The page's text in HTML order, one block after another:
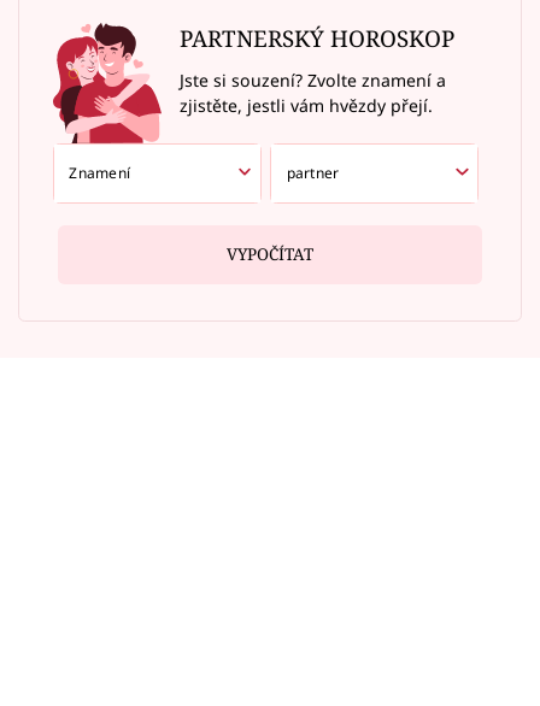
PARTNERSKÝ HOROSKOP
Jste si souzení? Zvolte znamení a
zjistěte, jestli vám hvězdy přejí.
VYPOČÍTAT